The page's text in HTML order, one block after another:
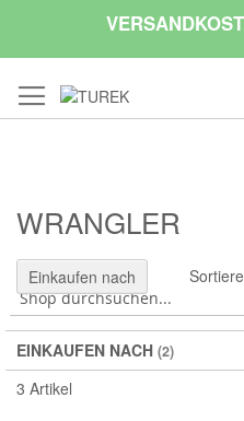
WRANGLER
3 Artikel
Einkaufen nach
EINKAUFEN NACH